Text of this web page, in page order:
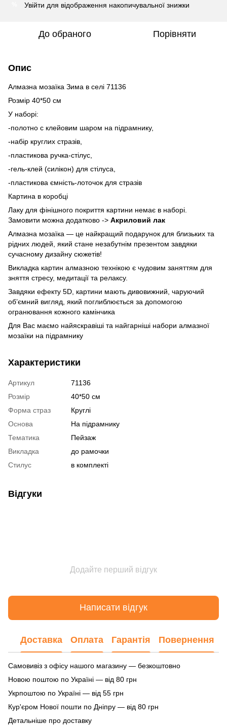
Увійти для відображення накопичувальної знижки
До обраного Порівняти
Опис
Алмазна мозаїка Зима в селі 71136
Розмір 40*50 см
У наборі:
-полотно с клейовим шаром на підрамнику,
-набір круглих стразів,
-пластикова ручка-стілус,
-гель-клей (силікон) для стілуса,
-пластикова ємність-лоточок для стразів
Картина в коробці
Лаку для фінішного покриття картини немає в наборі.
Замовити можна додатково -> Акриловий лак
Алмазна мозаїка — це найкращий подарунок для близьких та
рідних людей, який стане незабутнім презентом завдяки
сучасному дизайну сюжетів!
Викладка картин алмазною технікою є чудовим заняттям для
зняття стресу, медитації та релаксу.
Завдяки ефекту 5D, картини мають дивовижний, чаруючий
об’ємний вигляд, який поглиблюється за допомогою
огранювання кожного камінчика
Для Вас маємо найяскравіші та найгарніші набори алмазної
мозаїки на підрамнику
Характеристики
Артикул
71136
Розмір
40*50 см
Форма страз
Круглі
Основа
На підрамнику
Тематика
Пейзаж
Викладка
до рамочки
Стилус
в комплекті
Відгуки
Додайте перший відгук
Написати відгук
Доставка Оплата Гарантія Повернення
Самовивіз з офісу нашого магазину — безкоштовно
Новою поштою по Україні — від 80 грн
Укрпоштою по Україні — від 55 грн
Кур'єром Нової пошти по Дніпру — від 80 грн
Детальніше про доставку